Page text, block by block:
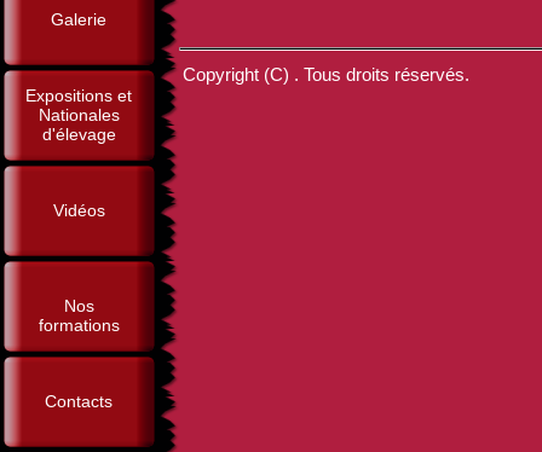
Galerie
Expositions et
Nationales
d'élevage
Vidéos
Nos
formations
Contacts
Copyright (C) . Tous droits réservés.